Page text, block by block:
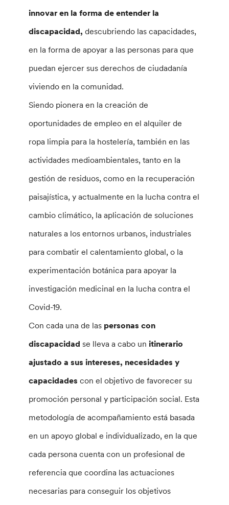
innovar en la forma de entender la
discapacidad, descubriendo las capacidades,
en la forma de apoyar a las personas para que
puedan ejercer sus derechos de ciudadanía
viviendo en la comunidad.
Siendo pionera en la creación de
oportunidades de empleo en el alquiler de
ropa limpia para la hostelería, también en las
actividades medioambientales, tanto en la
gestión de residuos, como en la recuperación
paisajística, y actualmente en la lucha contra el
cambio climático, la aplicación de soluciones
naturales a los entornos urbanos, industriales
para combatir el calentamiento global, o la
experimentación botánica para apoyar la
investigación medicinal en la lucha contra el
Covid-19.
Con cada una de las personas con
discapacidad se lleva a cabo un itinerario
ajustado a sus intereses, necesidades y
capacidades con el objetivo de favorecer su
promoción personal y participación social. Esta
metodología de acompañamiento está basada
en un apoyo global e individualizado, en la que
cada persona cuenta con un profesional de
referencia que coordina las actuaciones
necesarias para conseguir los objetivos